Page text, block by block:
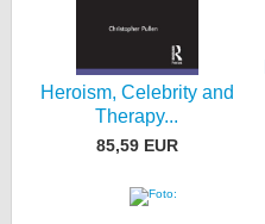
Heroism, Celebrity and
Therapy...
85,59 EUR